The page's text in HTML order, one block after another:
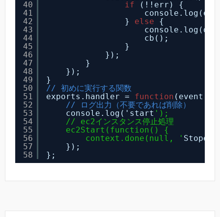
40
41
42
43
44
45
46
47
48
49
50
51
52
53
54
55
56
57
58
if
(!!err) {
} else
{
cb();
}
});
}
});
}
// 初めに実行する関数
exports.handler = function (event,
// ログ出力（不要であれば削除）
console.log('start ');
// ec2インスタンス停止処理
ec2Start(function() {
context.done(null, '
});
};